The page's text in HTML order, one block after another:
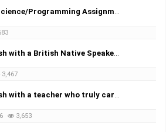
Programming Assignment Help
British Native Speaker — 1-on-1 Private Lessons
3,467
with a teacher who truly cares
3,653